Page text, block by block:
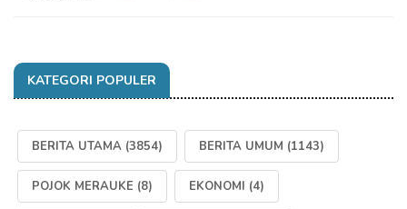
KATEGORI POPULER
BERITA UTAMA (3854) BERITA UMUM (1143)
POJOK MERAUKE (8) EKONOMI (4)